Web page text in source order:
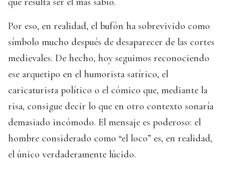
Por eso, en realidad, el bufón ha sobrevivido como
símbolo mucho después de desaparecer de las cortes
medievales. De hecho, hoy seguimos reconociendo
ese arquetipo en el humorista satírico, el
caricaturista político o el cómico que, mediante la
risa, consigue decir lo que en otro contexto sonaría
demasiado incómodo. El mensaje es poderoso: el
hombre considerado como “el loco” es, en realidad,
el único verdaderamente lúcido.